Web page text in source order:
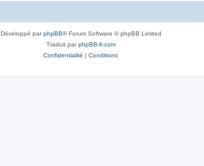
Développé parphpBB® Forum Software © phpBB Limited
Traduit parphpBB-fr.com
Confidentialité | Conditions